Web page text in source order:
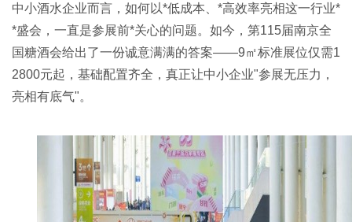
中小酒水企业而言，如何以*低成本、*高效率亮相这一行业*
*盛会，一直是参展前*关心的问题。如今，第115届南京全
国糖酒会给出了一份诚意满满的答案——9㎡标准展位仅需1
2800元起，基础配置齐全，真正让中小企业"参展无压力，
亮相有底气"。